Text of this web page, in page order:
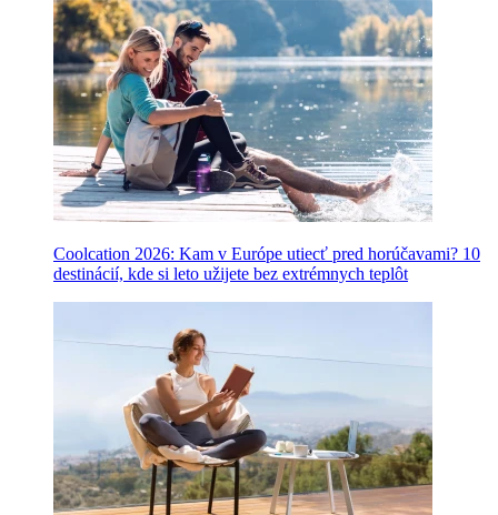
Coolcation 2026: Kam v Európe utiecť pred horúčavami? 10
destinácií, kde si leto užijete bez extrémnych teplôt